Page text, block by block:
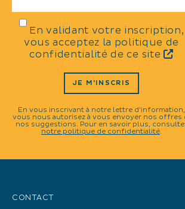
En validant votre inscription,
vous acceptez la politique de
confidentialité de ce site
JE M'INSCRIS
En vous inscrivant à notre lettre d'information,
vous nous autorisez à vous envoyer nos offres
nos suggestions. Pour en savoir plus,
notre politique de confidentialité.
CONTACT